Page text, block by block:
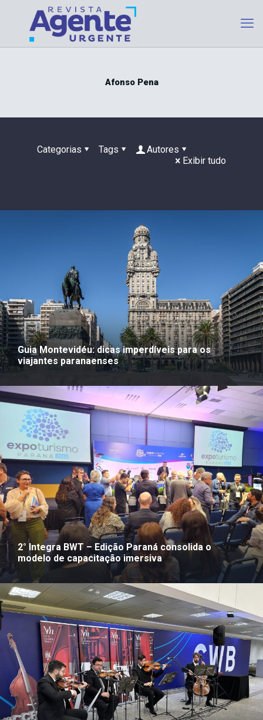
Afonso Pena
Categorias Tags
Autores
Exibir tudo
Guia Montevidéu: dicas imperdíveis para os
viajantes paranaenses
2° Integra BWT – Edição Paraná consolida o
modelo de capacitação imersiva